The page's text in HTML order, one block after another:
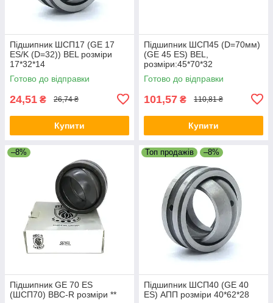
Підшипник ШСП17 (GE 17
ES/K (D=32)) BEL розміри
17*32*14
Готово до відправки
24,51 ₴ 26,74 ₴
Купити
Підшипник ШСП45 (D=70мм)
(GE 45 ES) BEL,
розміри:45*70*32
Готово до відправки
101,57 ₴ 110,81 ₴
Купити
–8%
Підшипник GE 70 ES
(ШСП70) BBC-R розміри **
Топ продажів –8%
Підшипник ШСП40 (GE 40
ES) АПП розміри 40*62*28